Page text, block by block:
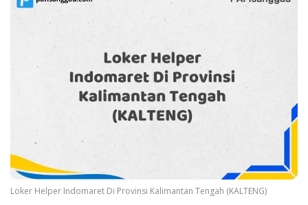
Loker Helper Indomaret Di Provinsi Kalimantan Tengah (KALTENG)